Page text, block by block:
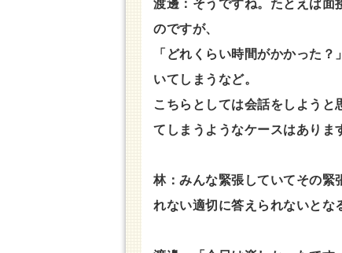
渡邊：そうですね。たとえば面
のですが、
「どれくらい時間がかかった
いてしまうなど。
こちらとしては会話をしよう
てしまうようなケースはありま
林：みんな緊張していてその緊
れない適切に答えられないとな